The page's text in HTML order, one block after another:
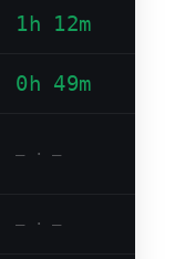
1h 12m
0h 49m
— · —
— · —